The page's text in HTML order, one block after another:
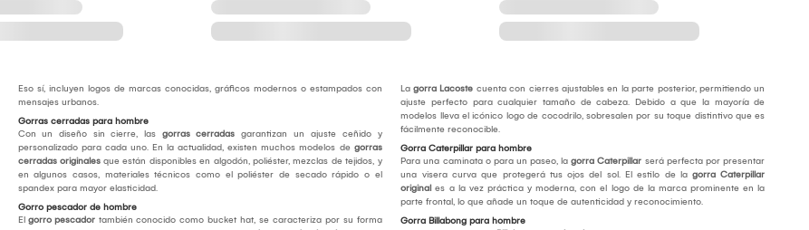
Eso sí, incluyen logos de marcas conocidas, gráficos modernos o estampados con
mensajes urbanos.
Gorras cerradas para hombre
Con un diseño sin cierre, las gorras cerradasgarantizan un ajuste ceñido y
personalizado para cada uno. En la actualidad, existen muchos modelos de gorras
cerradas originalesque están disponibles en algodón, poliéster, mezclas de tejidos, y
en algunos casos, materiales técnicos como el poliéster de secado rápido o el
spandex para mayor elasticidad.
Gorro pescador de hombre
El gorro pescadortambién conocido como bucket hat, se caracteriza por su forma
Lagorra Lacoste cuenta con cierres ajustables en la parte posterior, permitiendo un
ajuste perfecto para cualquier tamaño de cabeza. Debido a que la mayoría de
modelos lleva el icónico logo de cocodrilo, sobresalen por su toque distintivo que es
fácilmente reconocible.
Gorra Caterpillar para hombre
Para una caminata o para un paseo, lagorra Caterpillar será perfecta por presentar
una visera curva que protegerá tus ojos del sol. El estilo de lagorra Caterpillar
original es a la vez práctica y moderna, con el logo de la marca prominente en la
parte frontal, lo que añade un toque de autenticidad y reconocimiento.
Gorra Billabong para hombre